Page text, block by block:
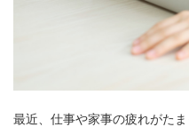
最近、仕事や家事の疲れがた